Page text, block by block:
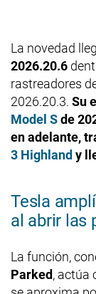
La novedad
2026.20.6
rastreadores
2026.20.3. Su
Model Sde
en adelante,
3 Highlandy
Tesla
al abrir las
La función,
Parked, actúa